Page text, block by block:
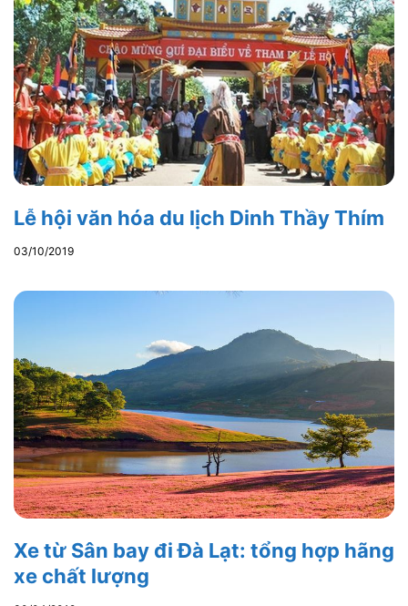
Lễ hội văn hóa du lịch Dinh Thầy Thím
03/10/2019
Xe từ Sân bay đi Đà Lạt: tổng hợp hãng
xe chất lượng